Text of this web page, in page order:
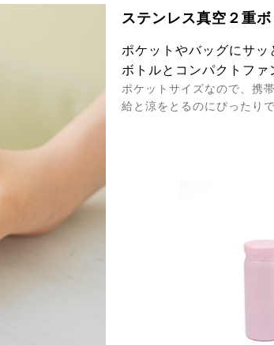
ステンレス真空２重
ポケットやバッグにサ
ボトルとコンパクトファ
ポケットサイズなので、携
給と涼をとるのにぴったりで